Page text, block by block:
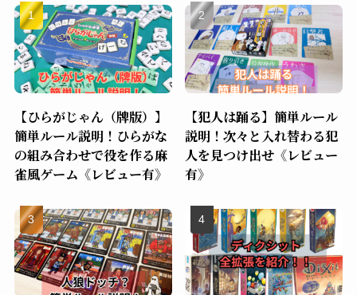
【ひらがじゃん（牌版）】
簡単ルール説明！ひらがな
の組み合わせで役を作る麻
雀風ゲーム《レビュー有》
【犯人は踊る】簡単ルール
説明！次々と入れ替わる犯
人を見つけ出せ《レビュー
有》